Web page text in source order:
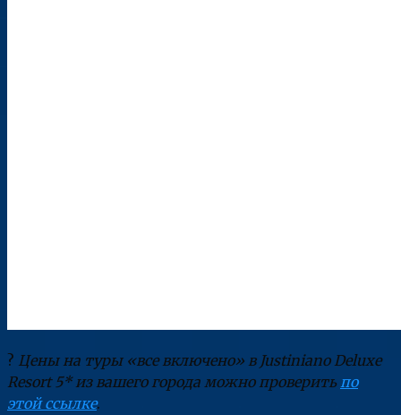
? Цены на туры «все включено» в Justiniano Deluxe
Resort 5* из вашего города можно проверить по
этой ссылке.